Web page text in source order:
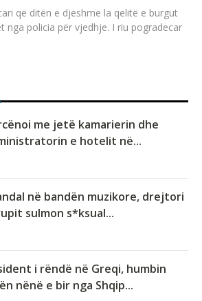
që ditën e djeshme la qelitë e burgut
nga policia për vjedhje. I riu pogradecar
me jetë kamarierin dhe
e hotelit në...
në bandën muzikore, drejtori
sulmon s*ksual...
i rëndë në Greqi, humbin
nënë e bir nga Shqip...